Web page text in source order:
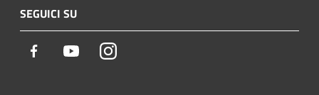
SEGUICI SU
Facebook YoutubeInstagram